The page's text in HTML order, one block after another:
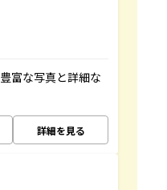
富な写真と詳細な
詳細を見る